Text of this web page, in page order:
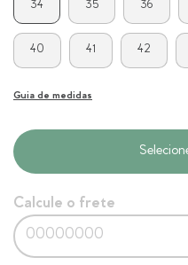
34 35 36
40 41 42
Guia de medidas
Calcule o frete